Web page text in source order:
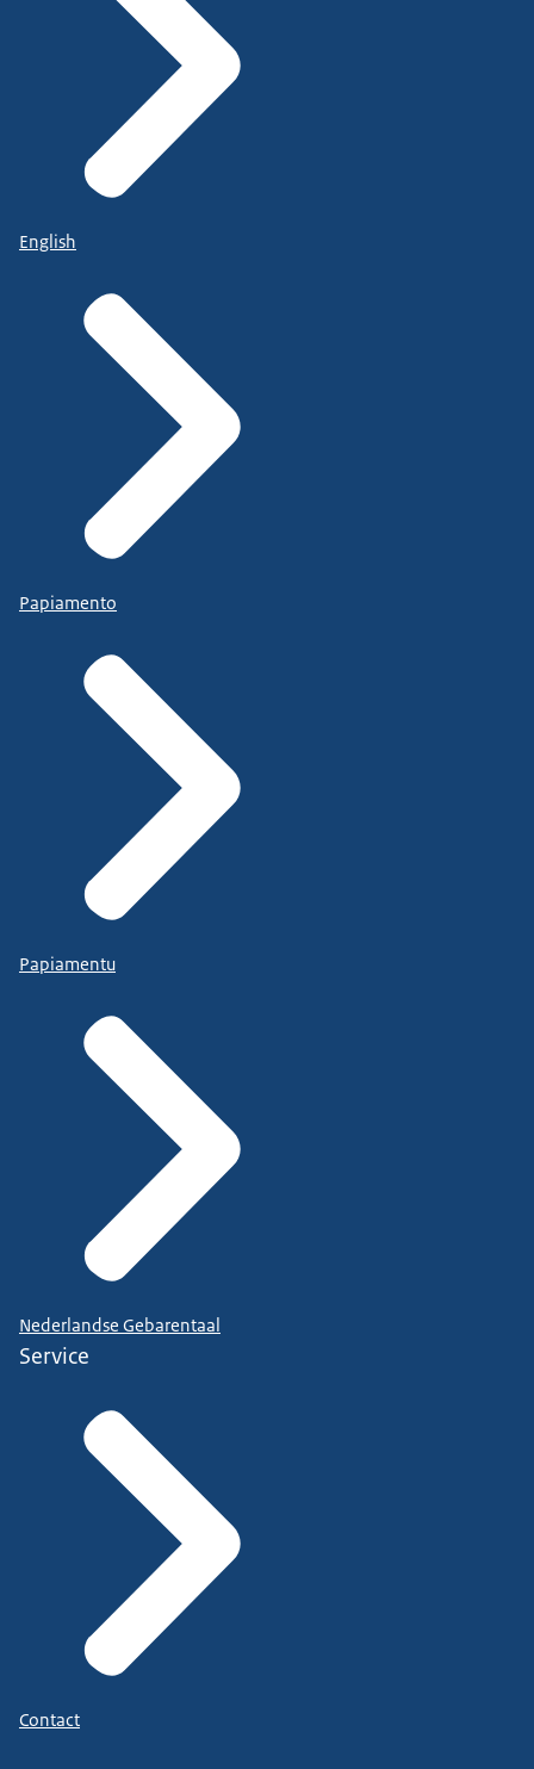
English
Papiamento
Papiamentu
Nederlandse Gebarentaal
Service
Contact